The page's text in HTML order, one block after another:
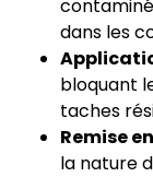
dans les
bloquant
taches
Remise
la nature